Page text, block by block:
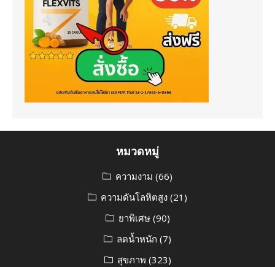
หมวดหมู่
ความงาม (66)
ความดันโลหิตสูง (21)
ยาพิเศษ(90)
ลดน้ำหนัก (7)
สุขภาพ (323)